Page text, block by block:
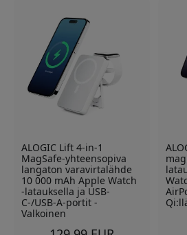
ALOGIC Lift 4-in-1
MagSafe-yhteensopiva
langaton varavirtalähde
10 000 mAh Apple Watch
-latauksella ja USB-
C-/USB-A-portit -
Valkoinen